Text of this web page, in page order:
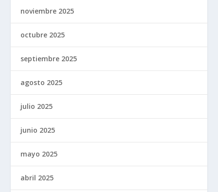
noviembre 2025
octubre 2025
septiembre 2025
agosto 2025
julio 2025
junio 2025
mayo 2025
abril 2025